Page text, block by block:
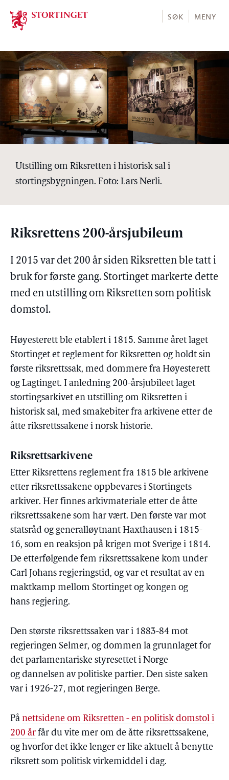
Stortinget.no
SØK MENY
Utstilling om Riksretten i historisk sal i
stortingsbygningen. Foto: Lars Nerli.
Riksrettens 200-årsjubileum
I 2015 var det 200 år siden Riksretten ble tatt i
bruk for første gang. Stortinget markerte dette
med en utstilling om Riksretten som politisk
domstol.
Høyesterett ble etablert i 1815. Samme året laget
Stortinget et reglement for Riksretten og holdt sin
første riksrettssak, med dommere fra Høyesterett
og Lagtinget. I anledning 200-årsjubileet laget
stortingsarkivet en utstilling om Riksretten i
historisk sal, med smakebiter fra arkivene etter de
åtte riksrettssakene i norsk historie.
Riksrettsarkivene
Etter Riksrettens reglement fra 1815 ble arkivene
etter riksrettssakene oppbevares i Stortingets
arkiver. Her finnes arkivmateriale etter de åtte
riksrettssakene som har vært. Den første var mot
statsråd og generalløytnant Haxthausen i 1815-
16, som en reaksjon på krigen mot Sverige i 1814.
De etterfølgende fem riksrettssakene kom under
Carl Johans regjeringstid, og var et resultat av en
maktkamp mellom Stortinget og kongen og
hans regjering.
Den største riksrettssaken var i 1883-84 mot
regjeringen Selmer, og dommen la grunnlaget for
det parlamentariske styresettet i Norge
og dannelsen av politiske partier. Den siste saken
var i 1926-27, mot regjeringen Berge.
På nettsidene om Riksretten - en politisk domstol i
200 år får du vite mer om de åtte riksrettssakene,
og hvorfor det ikke lenger er like aktuelt å benytte
riksrett som politisk virkemiddel i dag.